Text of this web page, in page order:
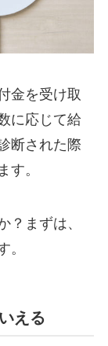
金を受け取
に応じて給
断された際
す。
？まずは、
。
える